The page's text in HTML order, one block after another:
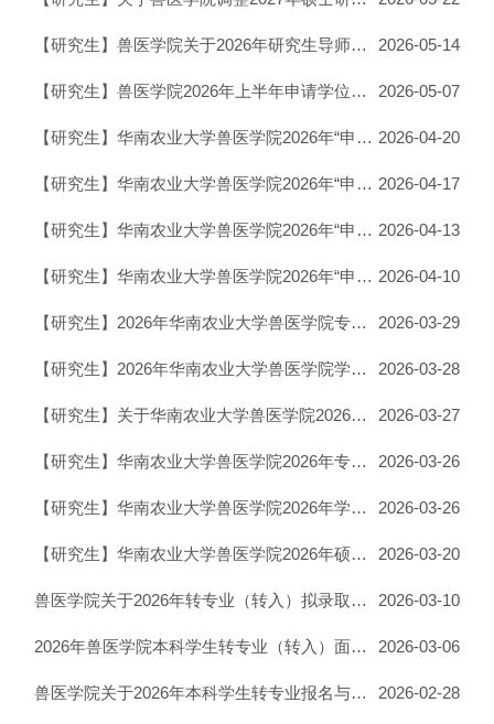
2026-05-14
【研究生】兽医学院关于2026年研究生导师岗位选聘结果公示
2026-05-07
【研究生】兽医学院2026年上半年申请学位科研成果审核结果公示
2026-04-20
【研究生】华南农业大学兽医学院2026年“申请-考核”制博士研究生复选结果公示
2026-04-17
【研究生】华南农业大学兽医学院2026年“申请-考核”制博士生招生复选综合面试分组安排
2026-04-13
【研究生】华南农业大学兽医学院2026年“申请-考核”制博士生招生考试初选结果公示及复选工作安排
2026-04-10
【研究生】华南农业大学兽医学院2026年“申请-考核”制博士生招生通过资格审查的考生名单公示
2026-03-29
【研究生】2026年华南农业大学兽医学院专业型硕士研究生复试结果公示
2026-03-28
【研究生】2026年华南农业大学兽医学院学术型硕士研究生复试结果公示
2026-03-27
【研究生】关于华南农业大学兽医学院2026年硕士生招生复试补充说明
2026-03-26
【研究生】华南农业大学兽医学院2026年专业型硕士研究生复试安排
2026-03-26
【研究生】华南农业大学兽医学院2026年学术型硕士研究生复试安排
2026-03-20
【研究生】华南农业大学兽医学院2026年硕士生招生复试及录取工作细则
2026-03-10
兽医学院关于2026年转专业（转入）拟录取名单的公示
2026-03-06
2026年兽医学院本科学生转专业（转入）面试通知
2026-02-28
兽医学院关于2026年本科学生转专业报名与录取工作的通知